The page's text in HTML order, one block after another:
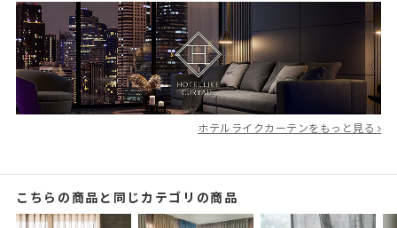
ホテルライクカーテンをもっと見る
こちらの商品と同じカテゴリの商品